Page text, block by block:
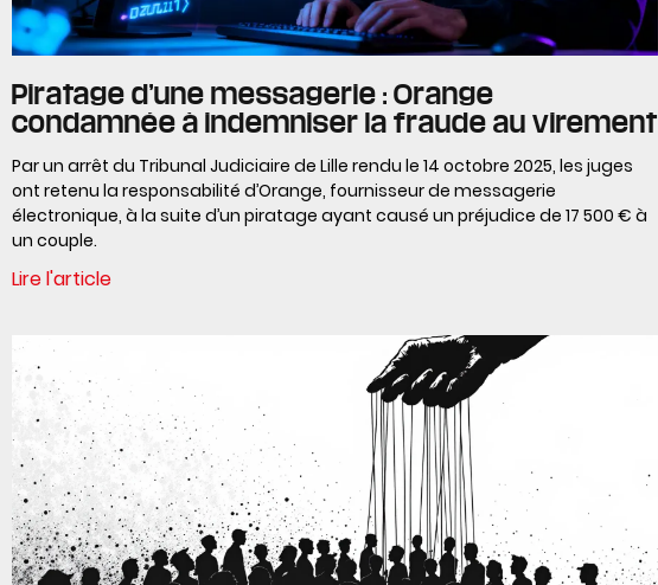
Piratage d’une messagerie : Orange
condamnée à indemniser la fraude au virement
Par un arrêt du Tribunal Judiciaire de Lille rendu le 14 octobre 2025, les juges
ont retenu la responsabilité d’Orange, fournisseur de messagerie
électronique, à la suite d’un piratage ayant causé un préjudice de 17 500 € à
un couple.
Lire l'article